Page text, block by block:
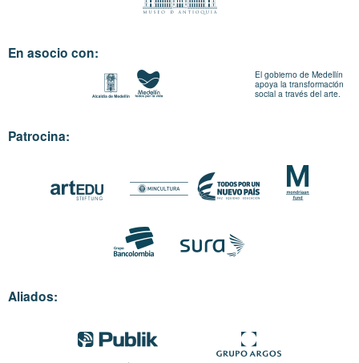
En asocio con:
El gobierno de Medellín
apoya la transformación
social a través del arte.
Patrocina:
Aliados: